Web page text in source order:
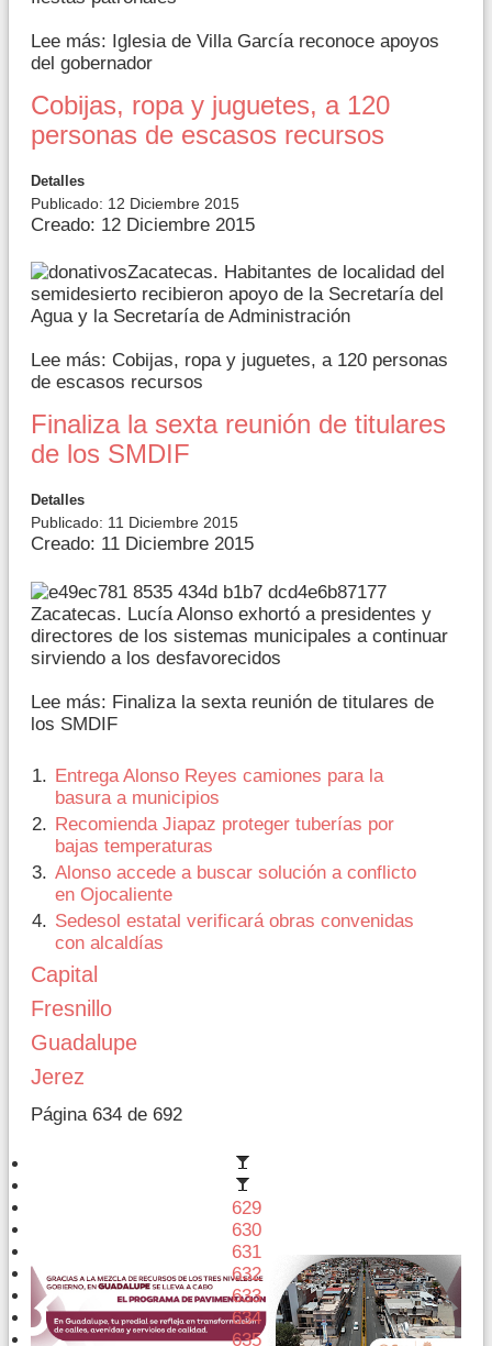
Lee más: Iglesia de Villa García reconoce apoyos
del gobernador
Cobijas, ropa y juguetes, a 120
personas de escasos recursos
Detalles
Publicado: 12 Diciembre 2015
Creado: 12 Diciembre 2015
Zacatecas. Habitantes de localidad del
semidesierto recibieron apoyo de la Secretaría del
Agua y la Secretaría de Administración
Lee más: Cobijas, ropa y juguetes, a 120 personas
de escasos recursos
Finaliza la sexta reunión de titulares
de los SMDIF
Detalles
Publicado: 11 Diciembre 2015
Creado: 11 Diciembre 2015
Zacatecas. Lucía Alonso exhortó a presidentes y
directores de los sistemas municipales a continuar
sirviendo a los desfavorecidos
Lee más: Finaliza la sexta reunión de titulares de
los SMDIF
Entrega Alonso Reyes camiones para la
basura a municipios
Recomienda Jiapaz proteger tuberías por
bajas temperaturas
Alonso accede a buscar solución a conflicto
en Ojocaliente
Sedesol estatal verificará obras convenidas
con alcaldías
Capital
Fresnillo
Guadalupe
Jerez
Página 634 de 692
629
630
631
632
633
634
635